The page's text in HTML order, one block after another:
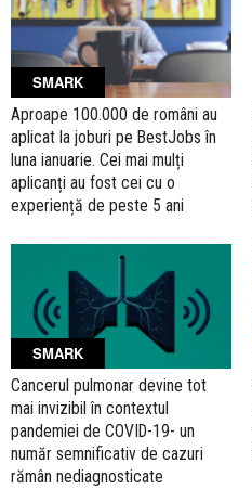
SMARK
Aproape 100.000 de români au
aplicat la joburi pe BestJobs în
luna ianuarie. Cei mai mulți
aplicanți au fost cei cu o
experiență de peste 5 ani
SMARK
Cancerul pulmonar devine tot
mai invizibil în contextul
pandemiei de COVID-19- un
număr semnificativ de cazuri
rămân nediagnosticate